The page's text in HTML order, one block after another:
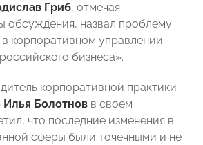
Гриб, отмечая
обсуждения, назвал проблему
корпоративном управлении
бизнеса».
корпоративной практики
Илья Болотнов в своем
что последние изменения в
сферы были точечными и не